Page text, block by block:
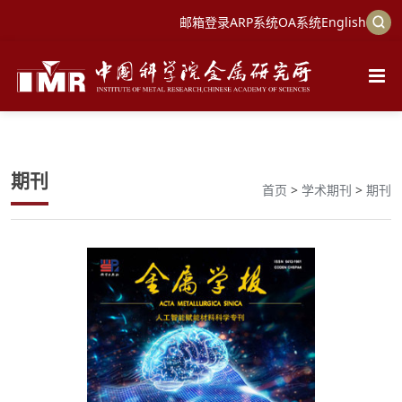
邮箱登录ARP系统OA系统English
期刊 首页 > 学术期刊 > 期刊